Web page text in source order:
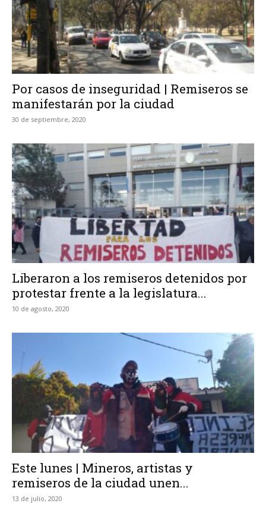
Por casos de inseguridad | Remiseros se
manifestarán por la ciudad
30 de septiembre, 2020
Liberaron a los remiseros detenidos por
protestar frente a la legislatura...
10 de agosto, 2020
Este lunes | Mineros, artistas y
remiseros de la ciudad unen...
13 de julio, 2020